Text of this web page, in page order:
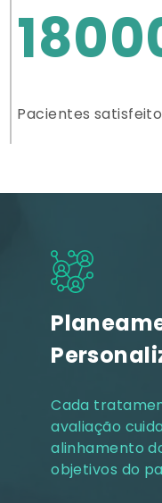
Pacientes
Cada
avaliação
alinhamento
objetivos do